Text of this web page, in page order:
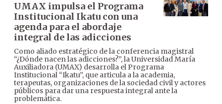
UMAX impulsa el Programa
Institucional Ikatu con una
agenda para el abordaje
integral de las adicciones
Como aliado estratégico de la conferencia magistral
“¿Dónde nacen las adicciones?”, la Universidad María
Auxiliadora (UMAX) desarrolla el Programa
Institucional “Ikatu”, que articula a la academia,
terapeutas, organizaciones de la sociedad civil y actores
públicos para dar una respuesta integral ante la
problemática.